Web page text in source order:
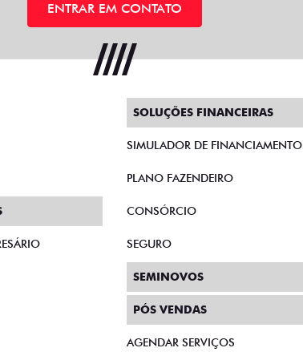
ENTRAR EM CONTATO
SOLUÇÕES FINANCEIRAS
SIMULADOR DE FINANCIAMENTO
PLANO FAZENDEIRO
CONSÓRCIO
SEGURO
SEMINOVOS
PÓS VENDAS
AGENDAR SERVIÇOS